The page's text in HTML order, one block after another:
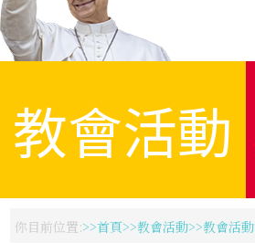
教會活動
你目前位置: 首頁 教會活動 教會活動